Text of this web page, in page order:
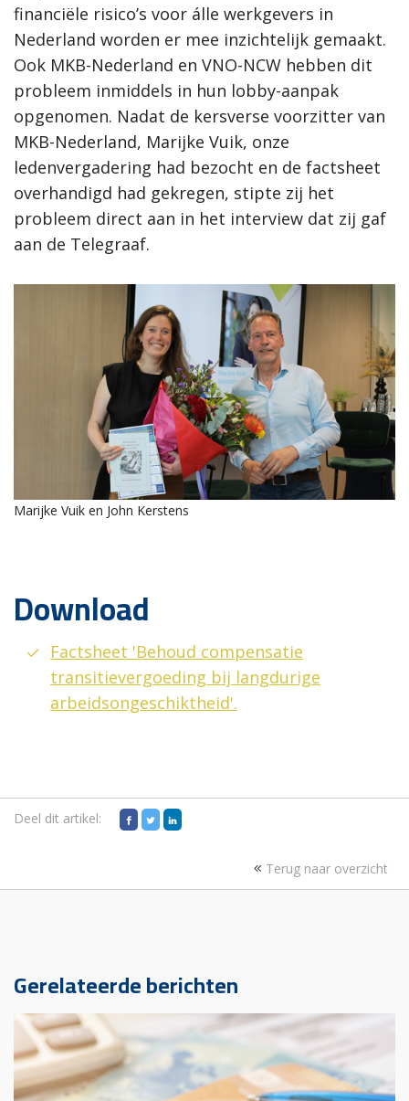
financiële risico’s voor álle werkgevers in
Nederland worden er mee inzichtelijk gemaakt.
Ook MKB-Nederland en VNO-NCW hebben dit
probleem inmiddels in hun lobby-aanpak
opgenomen. Nadat de kersverse voorzitter van
MKB-Nederland, Marijke Vuik, onze
ledenvergadering had bezocht en de factsheet
overhandigd had gekregen, stipte zij het
probleem direct aan in het interview dat zij gaf
aan de Telegraaf.
Marijke Vuik en John Kerstens
Download
Factsheet 'Behoud compensatie
transitievergoeding bij langdurige
arbeidsongeschiktheid'.
Deel dit artikel:
Terug naar overzicht
Gerelateerde berichten